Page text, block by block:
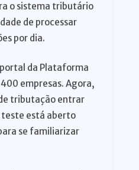
o sistema tributário
de processar
por dia.
da Plataforma
empresas. Agora,
tributação entrar
teste está aberto
se familiarizar